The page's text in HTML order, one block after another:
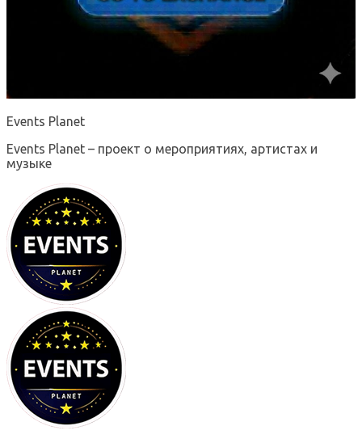
Events Planet
Events Planet – проект о мероприятиях, артистах и
музыке